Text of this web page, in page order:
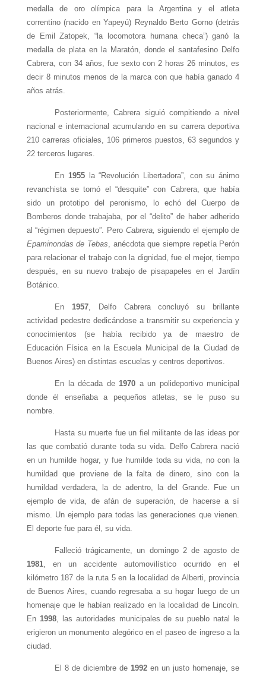
medalla de oro olímpica para la Argentina y el atleta
correntino (nacido en Yapeyú) Reynaldo Berto Gorno (detrás
de Emil Zatopek, “la locomotora humana checa”) ganó la
medalla de plata en la Maratón, donde el santafesino Delfo
Cabrera, con 34 años, fue sexto con 2 horas 26 minutos, es
decir 8 minutos menos de la marca con que había ganado 4
años atrás.
Posteriormente, Cabrera siguió compitiendo a nivel
nacional e internacional acumulando en su carrera deportiva
210 carreras oficiales, 106 primeros puestos, 63 segundos y
22 terceros lugares.
En 1955la “Revolución Libertadora”, con su ánimo
revanchista se tomó el “desquite” con Cabrera, que había
sido un prototipo del peronismo, lo echó del Cuerpo de
Bomberos donde trabajaba, por el “delito” de haber adherido
al “régimen depuesto”. Pero Cabrera,siguiendo el ejemplo de
Epaminondas de Tebas , anécdota que siempre repetía Perón
para relacionar el trabajo con la dignidad, fue el mejor, tiempo
después, en su nuevo trabajo de pisapapeles en el Jardín
Botánico.
En 1957, Delfo Cabrera concluyó su brillante
actividad pedestre dedicándose a transmitir su experiencia y
conocimientos (se había recibido ya de maestro de
Educación Física en la Escuela Municipal de la Ciudad de
Buenos Aires) en distintas escuelas y centros deportivos.
En la década de 1970 a un polideportivo municipal
donde él enseñaba a pequeños atletas, se le puso su
nombre.
Hasta su muerte fue un fiel militante de las ideas por
las que combatió durante toda su vida. Delfo Cabrera nació
en un humilde hogar, y fue humilde toda su vida, no con la
humildad que proviene de la falta de dinero, sino con la
humildad verdadera, la de adentro, la del Grande. Fue un
ejemplo de vida, de afán de superación, de hacerse a sí
mismo. Un ejemplo para todas las generaciones que vienen.
El deporte fue para él, su vida.
Falleció trágicamente, un domingo 2 de agosto de
1981, en un accidente automovilístico ocurrido en el
kilómetro 187 de la ruta 5 en la localidad de Alberti, provincia
de Buenos Aires, cuando regresaba a su hogar luego de un
homenaje que le habían realizado en la localidad de Lincoln.
En 1998, las autoridades municipales de su pueblo natal le
erigieron un monumento alegórico en el paseo de ingreso a la
ciudad.
El 8 de diciembre de 1992 en un justo homenaje, se